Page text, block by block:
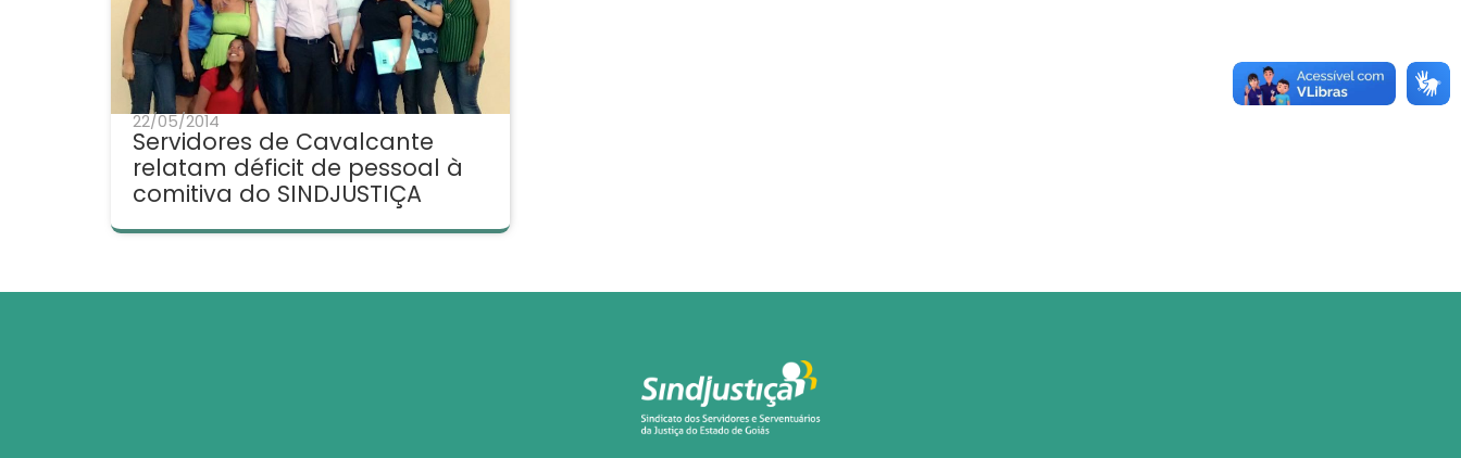
22/05/2014
Servidores de Cavalcante
relatam déficit de pessoal à
comitiva do SINDJUSTIÇA